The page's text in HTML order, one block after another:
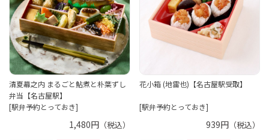
清夏幕之内 まるごと鮎煮と朴葉ずし
弁当【名古屋駅】
[駅弁予約とっておき]
1,480円（税込）
花小箱 (地雷也)【名古屋駅受取】
[駅弁予約とっておき]
939円 （税込）